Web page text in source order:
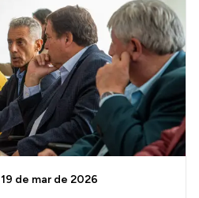
19 de mar de 2026